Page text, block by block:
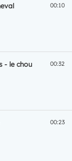
00:10
- le chou 00:32
00:23